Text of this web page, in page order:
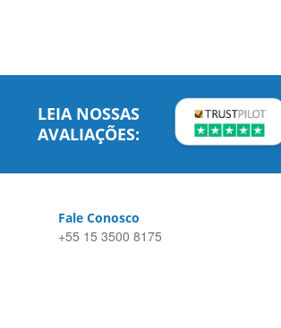
LEIA NOSSAS
AVALIAÇÕES:
Fale Conosco
+55 15 3500 8175